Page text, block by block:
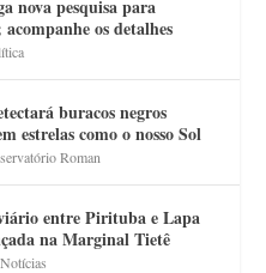
nova pesquisa para
os detalhes
buracos negros
estrelas como o nosso Sol
Roman
entre Pirituba e Lapa
na Marginal Tietê
,Notícias